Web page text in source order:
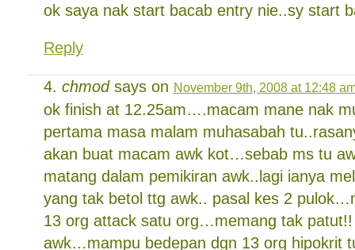
ok saya nak start bacab entry nie..sy start
Reply
chmodsays on November 9th, 2008 at 12:48
ok finish at 12.25am….macam mane nak
pertama masa malam muhasabah
akan buat macam awk kot…sebab ms tu
matang dalam pemikiran awk..lagi ianya
yang tak betol ttg awk.. pasal kes 2
13 org attack satu org…memang tak
awk…mampu bedepan dgn 13 org hipokrit